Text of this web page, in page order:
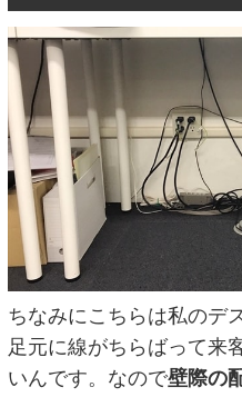
ちなみにこちらは私のデ
足元に線がちらばって来
いんです。なので壁際の